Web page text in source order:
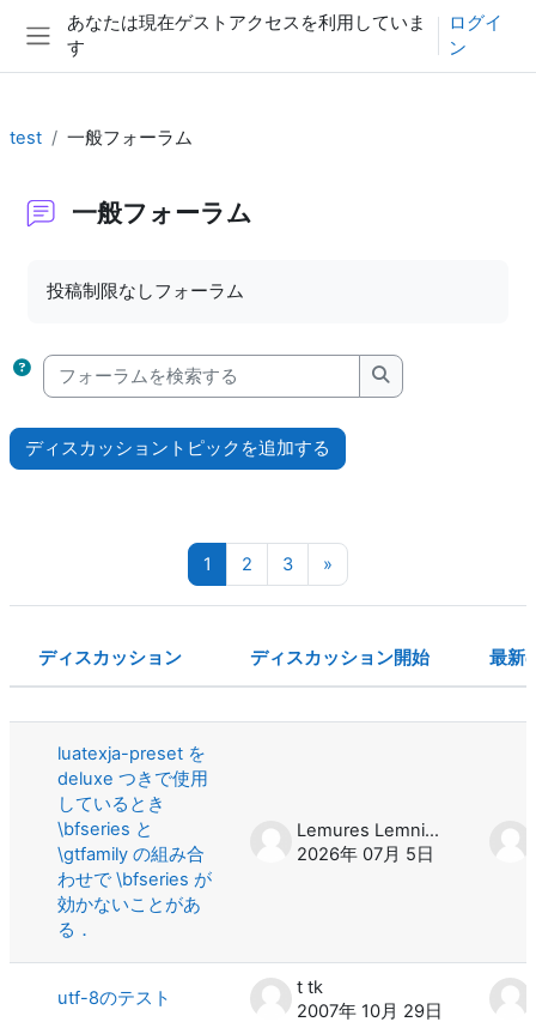
メインコンテンツへスキップする
サイドパネル
あなたは現在ゲストアクセスを利用していま
す
ログイ
ン
test 一般フォーラム
一般フォーラム
投稿制限なしフォーラム
フォーラムを検索する
フォーラムを検索
ディスカッショントピックを追加する
1 ページ 1
2 ページ 2
3ページ 3
»
ステータス
ディスカッション ディスカッション開始 最新
luatexja-preset を
deluxe つきで使用
しているとき
\bfseries と
\gtfamily の組み合
わせで \bfseries が
効かないことがあ
る．
Lemures Lemniscati
2026年 07月 5日
utf-8のテスト
t tk
2007年 10月 29日